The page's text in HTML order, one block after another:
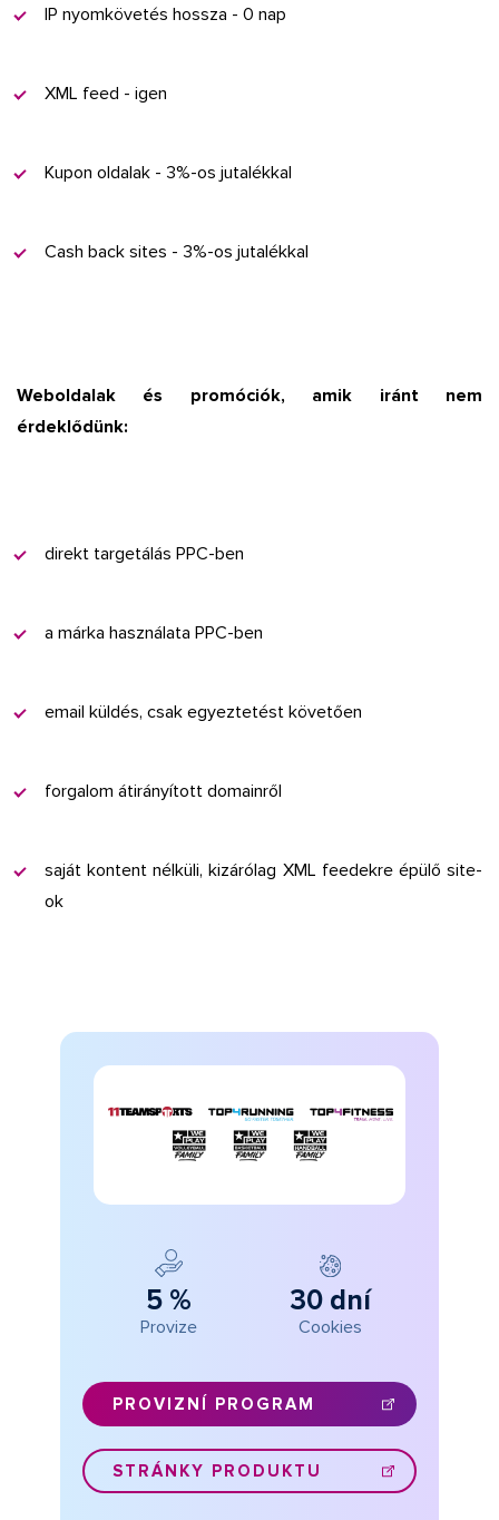
IP nyomkövetés hossza - 0 nap
XML feed - igen
Kupon oldalak - 3%-os jutalékkal
Cash back sites - 3%-os jutalékkal
Weboldalak és promóciók, amik iránt nem
érdeklődünk:
direkt targetálás PPC-ben
a márka használata PPC-ben
email küldés, csak egyeztetést követően
forgalom átirányított domainről
saját kontent nélküli, kizárólag XML feedekre épülő site-
ok
5 %
Provize
30 dní
Cookies
PROVIZNÍ PROGRAM
STRÁNKY PRODUKTU